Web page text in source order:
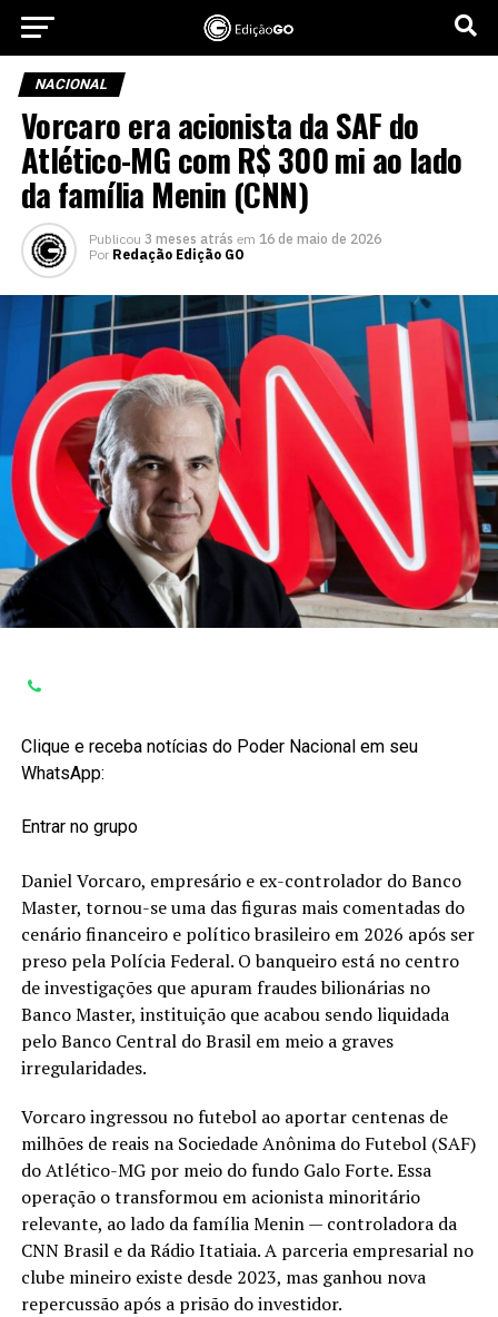
NACIONAL
Vorcaro era acionista da SAF do
Atlético-MG com R$ 300 mi ao lado
da família Menin (CNN)
Publicou 3 meses atrás em 16 de maio de 2026
Por Redação Edição GO
Clique e receba notícias do Poder Nacional em seu
WhatsApp:
Entrar no grupo
Daniel Vorcaro, empresário e ex-controlador do Banco
Master, tornou-se uma das figuras mais comentadas do
cenário financeiro e político brasileiro em 2026 após ser
preso pela Polícia Federal. O banqueiro está no centro
de investigações que apuram fraudes bilionárias no
Banco Master, instituição que acabou sendo liquidada
pelo Banco Central do Brasil em meio a graves
irregularidades.
Vorcaro ingressou no futebol ao aportar centenas de
milhões de reais na Sociedade Anônima do Futebol (SAF)
do Atlético-MG por meio do fundo Galo Forte. Essa
operação o transformou em acionista minoritário
relevante, ao lado da família Menin — controladora da
CNN Brasil e da Rádio Itatiaia. A parceria empresarial no
clube mineiro existe desde 2023, mas ganhou nova
repercussão após a prisão do investidor.